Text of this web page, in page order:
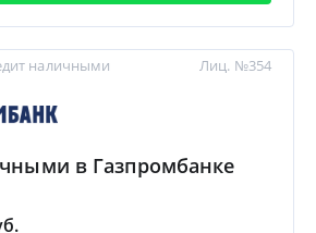
наличными
в Газпромбанке
Лиц. №354